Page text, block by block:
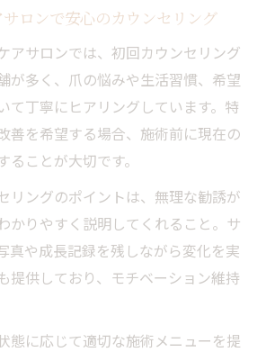
ロンで安心のカウンセリング
アサロンでは、初回カウンセリング
が多く、爪の悩みや生活習慣、希望
て丁寧にヒアリングしています。特
善を希望する場合、施術前に現在の
ことが大切です。
リングのポイントは、無理な勧誘が
かりやすく説明してくれること。サ
真や成長記録を残しながら変化を実
提供しており、モチベーション維持
態に応じて適切な施術メニューを提